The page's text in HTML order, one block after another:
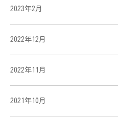
2023年2月
2022年12月
2022年11月
2021年10月